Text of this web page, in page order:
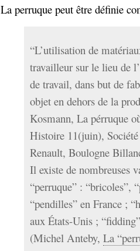
La perruque peut être définie
“L’utilisation de
travailleur sur le lieu de
de travail, dans but de
objet en dehors de la
Kosmann, La pérruque
Histoire 11(juin),
Renault, Boulogne
Il existe de nombreuses
“perruque” : “bricoles”,
“pendilles” en France ;
aux États-Unis ;
(Michel Anteby, La